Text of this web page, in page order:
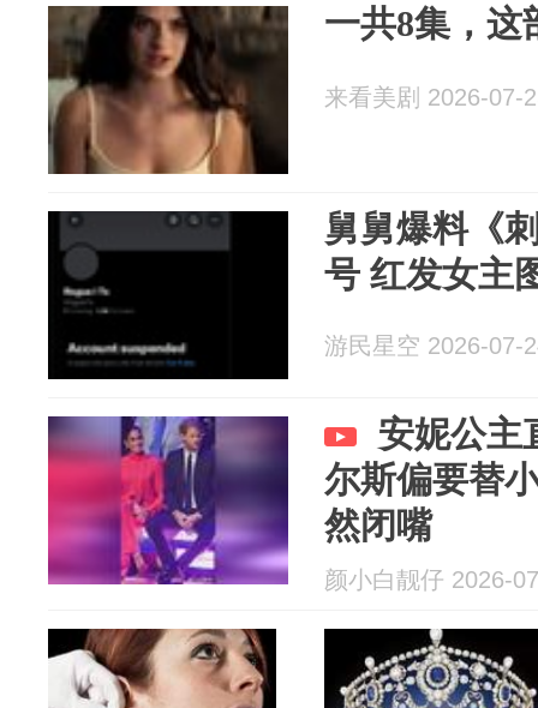
一共8集，这
来看美剧 2026-07-
舅舅爆料《
号 红发女主
游民星空 2026-07-
安妮公主
尔斯偏要替
然闭嘴
颜小白靓仔 2026-